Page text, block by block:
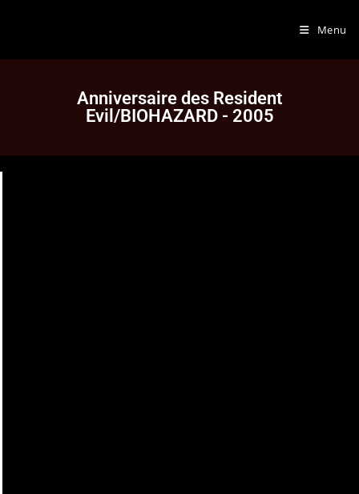
Menu
Anniversaire des Resident
Evil/BIOHAZARD - 2005